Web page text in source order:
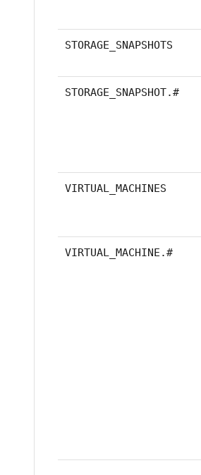
STORAGE_SNAPSHOTS
STORAGE_SNAPSHOT.#
VIRTUAL_MACHINES
VIRTUAL_MACHINE.#